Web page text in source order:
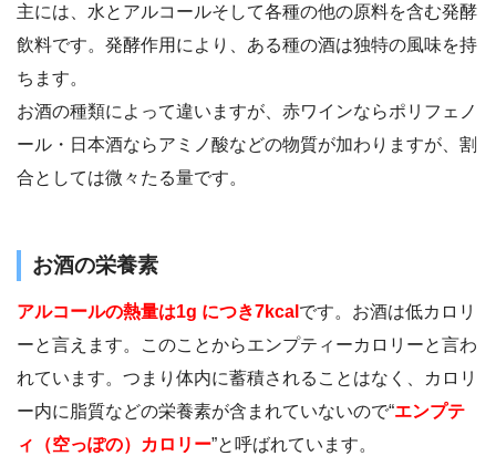
主には、水とアルコールそして各種の他の原料を含む発酵
飲料です。発酵作用により、ある種の酒は独特の風味を持
ちます。
お酒の種類によって違いますが、赤ワインならポリフェノ
ール・日本酒ならアミノ酸などの物質が加わりますが、割
合としては微々たる量です。
お酒の栄養素
アルコールの熱量は1g につき7kcal です。お酒は低カロリ
ーと言えます。このことからエンプティーカロリーと言わ
れています。つまり体内に蓄積されることはなく、カロリ
ー内に脂質などの栄養素が含まれていないので“エンプテ
ィ（空っぽの）カロリー”と呼ばれています。